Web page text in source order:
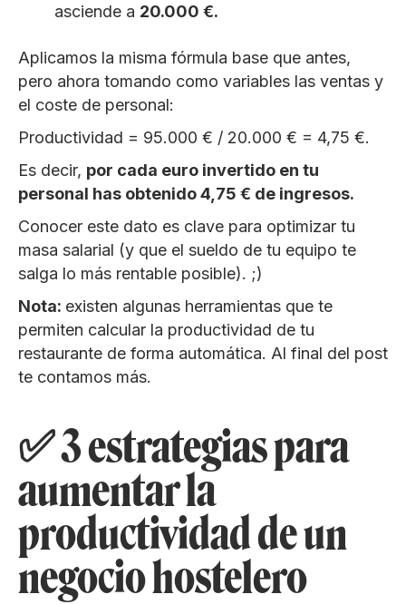
asciende a 20.000 €.
Aplicamos la misma fórmula base que antes,
pero ahora tomando como variables las ventas y
el coste de personal:
Productividad = 95.000 € / 20.000 € = 4,75 €.
Es decir, por cada euro invertido en tu
personal has obtenido 4,75 € de ingresos.
Conocer este dato es clave para optimizar tu
masa salarial (y que el sueldo de tu equipo te
salga lo más rentable posible). ;)
Nota: existen algunas herramientas que te
permiten calcular la productividad de tu
restaurante de forma automática. Al final del post
te contamos más.
✅ 3 estrategias para
aumentar la
productividad de un
negocio hostelero